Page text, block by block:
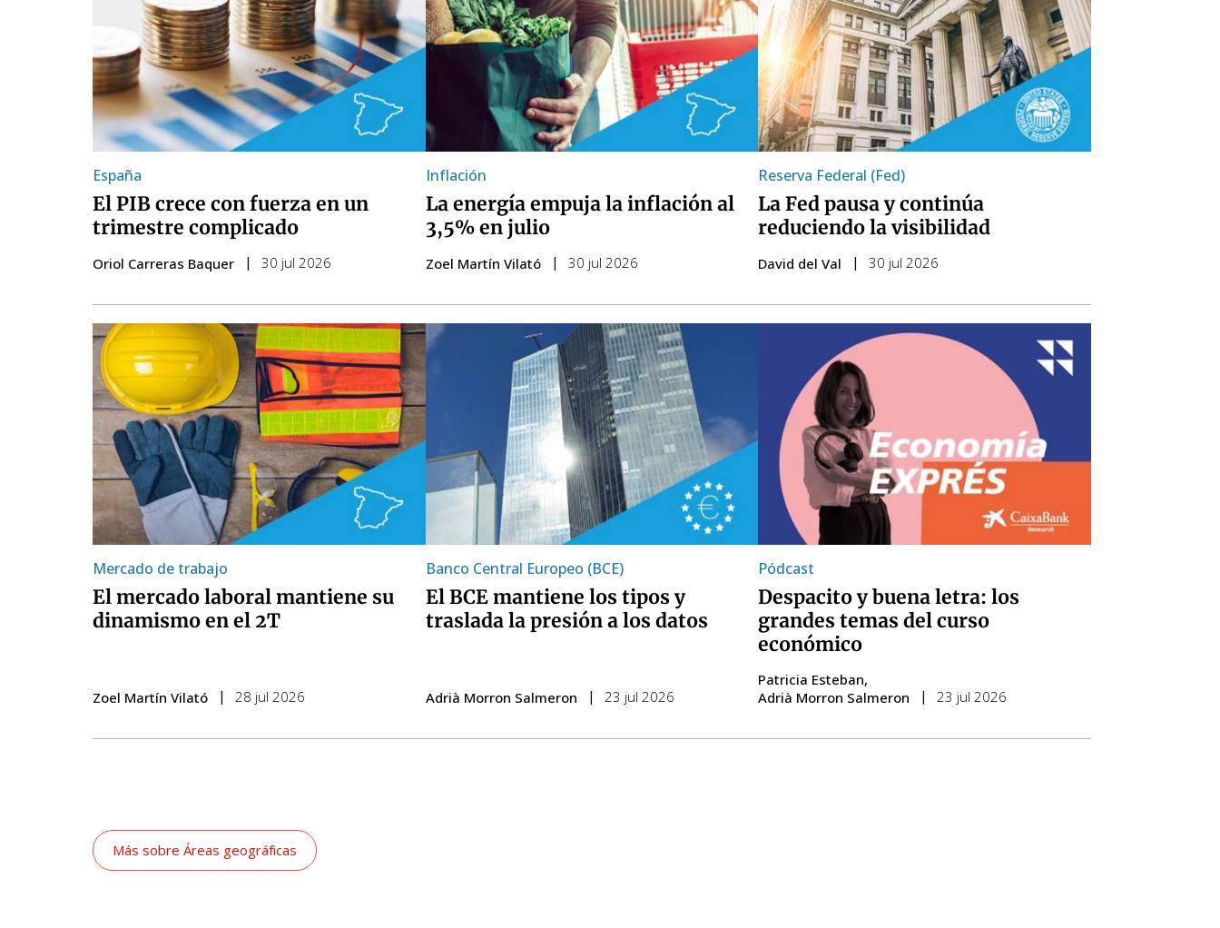
España
El PIB crece con fuerza en un
trimestre complicado
Oriol Carreras Baquer 30 jul 2026
Inflación
La energía empuja la inflación al
3,5% en julio
Zoel Martín Vilató 30 jul 2026
Reserva Federal (Fed)
La Fed pausa y continúa
reduciendo la visibilidad
David del Val 30 jul 2026
Mercado de trabajo
El mercado laboral mantiene su
dinamismo en el 2T
Zoel Martín Vilató 28 jul 2026
Banco Central Europeo (BCE)
El BCE mantiene los tipos y
traslada la presión a los datos
Adrià Morron Salmeron 23 jul 2026
Pódcast
Despacito y buena letra: los
grandes temas del curso
económico
Patricia Esteban
Adrià Morron Salmeron
23 jul 2026
Más sobre Áreas geográficas